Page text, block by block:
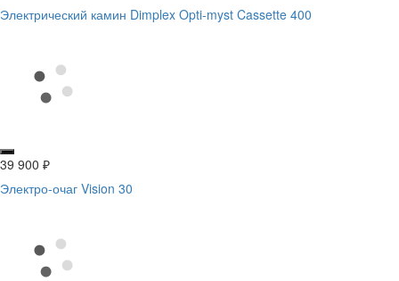
Электрический камин Dimplex Opti-myst Cassette 400
39 900 ₽
Электро-очаг Vision 30